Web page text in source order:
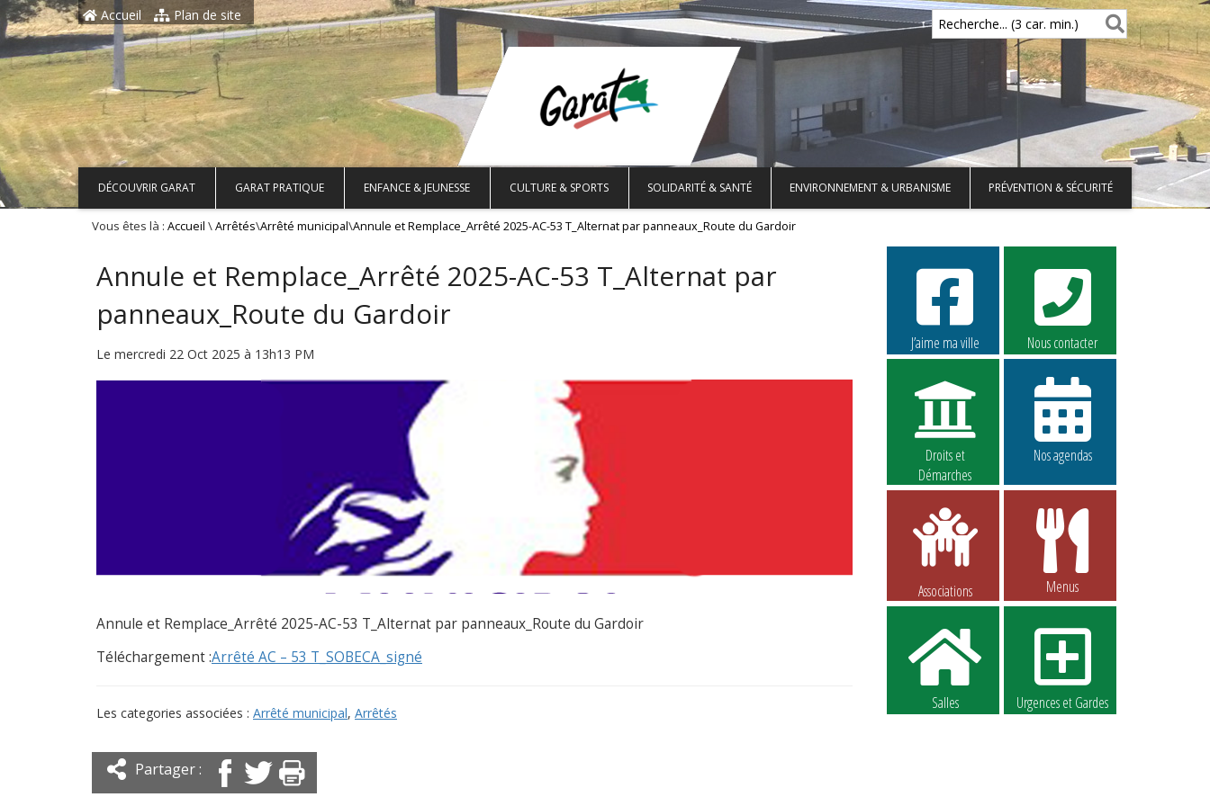
Aller au contenu principal
Accueil Plan de site
Recherche... (3 car. min.)
DÉCOUVRIR GARAT GARAT PRATIQUE ENFANCE & JEUNESSE CULTURE & SPORTS SOLIDARITÉ & SANTÉ ENVIRONNEMENT & URBANISME PRÉVENTION & SÉCURITÉ
Vous êtes là : Accueil \Arrêtés\Arrêté municipal\Annule et Remplace_Arrêté 2025-AC-53 T_Alternat par panneaux_Route du Gardoir
Annule et Remplace_Arrêté 2025-AC-53 T_Alternat par
panneaux_Route du Gardoir
Le mercredi 22 Oct 2025 à 13h13 PM
Annule et Remplace_Arrêté 2025-AC-53 T_Alternat par panneaux_Route du Gardoir
Téléchargement :Arrêté AC – 53 T_SOBECA_signé
Les categories associées : Arrêté municipal, Arrêtés
J’aime ma ville Nous contacter
Droits et
Démarches
Nos agendas
Associations Menus
Salles Urgences et Gardes
Partager :